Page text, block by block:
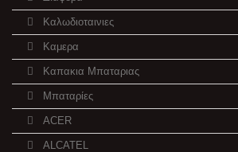
Καλωδιοταινιες
Καμερα
Καπακια Μπαταριας
Μπαταρίες
ACER
ALCATEL